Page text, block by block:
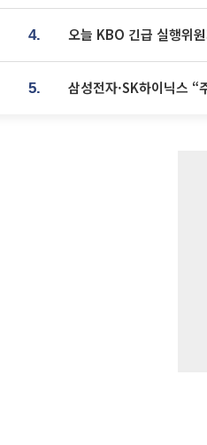
4. 오늘 KBO 긴급 실행위
5. 삼성전자·SK하이닉스 “